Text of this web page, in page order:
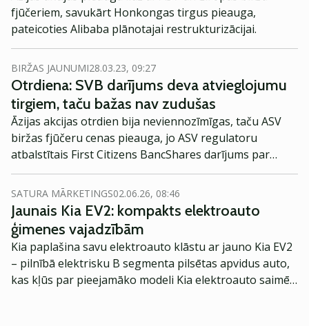
fjūčeriem, savukārt Honkongas tirgus pieauga,
pateicoties Alibaba plānotajai restrukturizācijai.
BIRŽAS JAUNUMI28.03.23, 09:27
Otrdiena: SVB darījums deva atvieglojumu
tirgiem, taču bažas nav zudušas
Āzijas akcijas otrdien bija neviennozīmīgas, taču ASV
biržas fjūčeru cenas pieauga, jo ASV regulatoru
atbalstītais First Citizens BancShares darījums par
Silicon Valley Bank iegādi mazināja plašākas bažas par
nozares nedienām.
SATURA MĀRKETINGS02.06.26, 08:46
Jaunais Kia EV2: kompakts elektroauto
ģimenes vajadzībām
Kia paplašina savu elektroauto klāstu ar jauno Kia EV2
– pilnībā elektrisku B segmenta pilsētas apvidus auto,
kas kļūs par pieejamāko modeli Kia elektroauto saimē